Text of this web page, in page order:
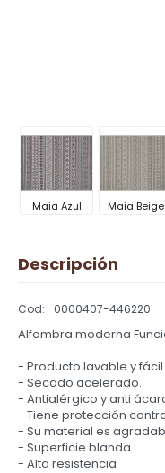
Maia Azul Maia Beige
Descripción
0000407-446220
Alfombra moderna
- Producto lavable y
- Secado acelerado.
- Antialérgico y anti
- Tiene protección
- Su material es
- Superficie blanda.
- Alta resistencia